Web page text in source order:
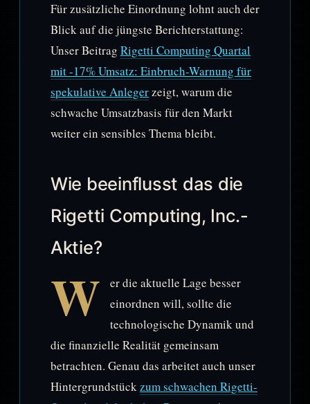
Für zusätzliche Einordnung lohnt auch der
Blick auf die jüngste Berichterstattung:
Unser Beitrag Rigetti Computing Quartal
mit -17% Umsatz: Einbruch-Warnung für
spekulative Anlegerzeigt, warum die
schwache Umsatzbasis für den Markt
weiter ein sensibles Thema bleibt.
Wie beeinflusst das die
Rigetti Computing, Inc.-
Aktie?
W
er die aktuelle Lage besser
einordnen will, sollte die
technologische Dynamik und
die finanzielle Realität gemeinsam
betrachten. Genau das arbeitet auch unser
Hintergrundstückzum schwachen Rigetti-